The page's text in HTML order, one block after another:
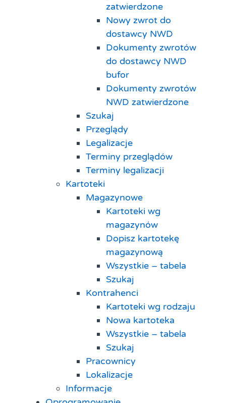
zatwierdzone
Nowy zwrot do
dostawcy NWD
Dokumenty zwrotów
do dostawcy NWD
bufor
Dokumenty zwrotów
NWD zatwierdzone
Szukaj
Przeglądy
Legalizacje
Terminy przeglądów
Terminy legalizacji
Kartoteki
Magazynowe
Kartoteki wg
magazynów
Dopisz kartotekę
magazynową
Wszystkie – tabela
Szukaj
Kontrahenci
Kartoteki wg rodzaju
Nowa kartoteka
Wszystkie – tabela
Szukaj
Pracownicy
Lokalizacje
Informacje